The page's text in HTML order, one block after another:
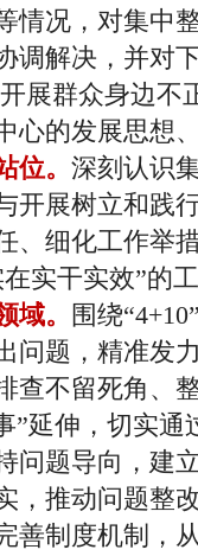
情况，对集中
调解决，并对
展群众身边不
心的发展思想
位。 深刻认识
开展树立和践
、细化工作举
实干实效”的
域。
围绕
问题，精准发
查不留死角、
”延伸，切实通
问题导向，建
，推动问题整
善制度机制，